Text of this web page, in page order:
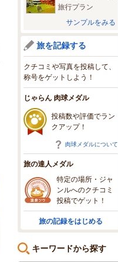
旅行プラン
サンプルをみる
旅を記録する
クチコミや写真を投稿して、
称号をゲットしよう！
じゃらん 肉球メダル
投稿数や評価でラン
クアップ！
肉球メダルについて
旅の達人メダル
特定の場所・ジャ
ンルへのクチコミ
投稿でゲット！
旅の記録をはじめる
キーワードから探す